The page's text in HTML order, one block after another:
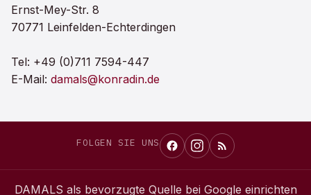
Ernst-Mey-Str. 8
70771 Leinfelden-Echterdingen
Tel: +49 (0)711 7594-447
E-Mail: damals@konradin.de
FOLGEN SIE UNS
DAMALS als bevorzugte Quelle bei Google einrichten